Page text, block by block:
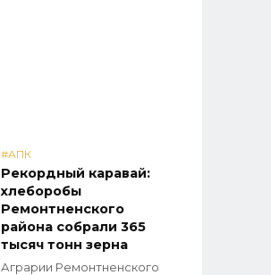
#АПК
Рекордный каравай:
хлеборобы
Ремонтненского
района собрали 365
тысяч тонн зерна
Аграрии Ремонтненского